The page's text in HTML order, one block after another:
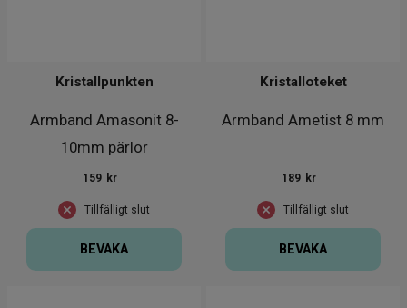
Armband Amasonit 8-
10mm pärlor
Kristallpunkten
Tillfälligt slut
159 kr
BEVAKA
Armband Ametist 8 mm
Kristalloteket
Tillfälligt slut
189 kr
BEVAKA